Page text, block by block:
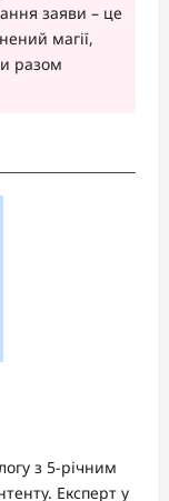
заяви – це
магії,
разом
з 5-річним
Експерт у